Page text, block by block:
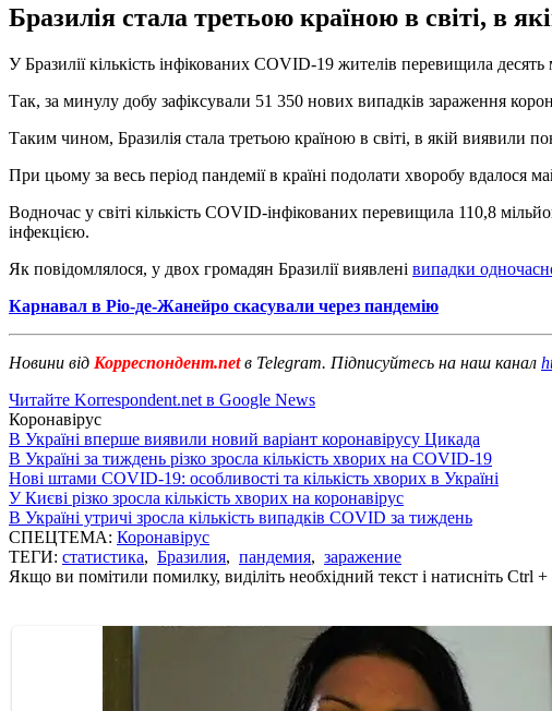
Бразилія стала третьою країною в світі, в
У Бразилії кількість інфікованих COVID-19 жителів перевищила десять
Так, за минулу добу зафіксували 51 350 нових випадків зараження
Таким чином, Бразилія стала третьою країною в світі, в якій виявили
При цьому за весь період пандемії в країні подолати хворобу вдалося
Водночас у світі кількість COVID-інфікованих перевищила 110,8
інфекцією.
Як повідомлялося, у двох громадян Бразилії виявлені випадки
Карнавал в Ріо-де-Жанейро скасували через пандемію
Новини від Корреспондент.netв Telegram. Підписуйтесь на наш канал
Читайте Korrespondent.net в Google News
Коронавірус
В Україні вперше виявили новий варіант коронавірусу Цикада
В Україні за тиждень різко зросла кількість хворих на COVID-19
Нові штами COVID-19: особливості та кількість хворих в Україні
У Києві різко зросла кількість хворих на коронавірус
В Україні утричі зросла кількість випадків COVID за тиждень
СПЕЦТЕМА: Коронавірус
ТЕГИ: статистика, Бразилия, пандемия, заражение
Якщо ви помітили помилку, виділіть необхідний текст і натисніть Ctrl